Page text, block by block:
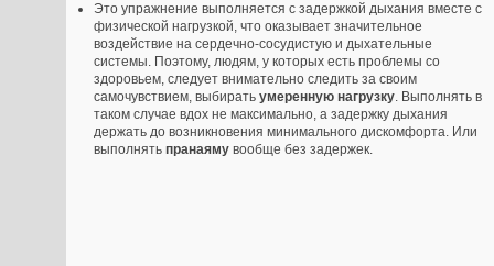
Это упражнение выполняется с задержкой дыхания вместе с
физической нагрузкой, что оказывает значительное
воздействие на сердечно-сосудистую и дыхательные
системы. Поэтому, людям, у которых есть проблемы со
здоровьем, следует внимательно следить за своим
самочувствием, выбирать умеренную нагрузку. Выполнять в
таком случае вдох не максимально, а задержку дыхания
держать до возникновения минимального дискомфорта. Или
выполнять пранаяму вообще без задержек.